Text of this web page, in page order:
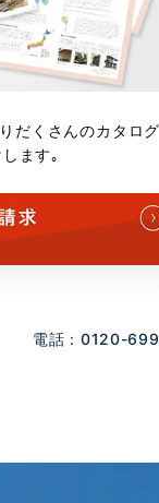
だくさんのカタログ
ます｡
電話：0120-